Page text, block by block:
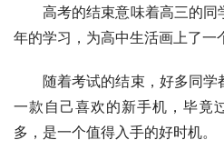
高考的结束意味着高三的
年的学习，为高中生活画上了一
随着考试的结束，好多同
一款自己喜欢的新手机，毕竟
多，是一个值得入手的好时机。